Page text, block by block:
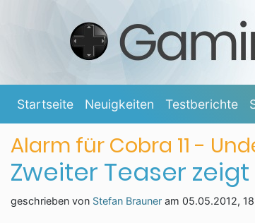
Startseite Neuigkeiten Testberichte
Alarm für Cobra 11 -
Zweiter Teaser
geschrieben von Stefan Brauner am 05.05.2012,